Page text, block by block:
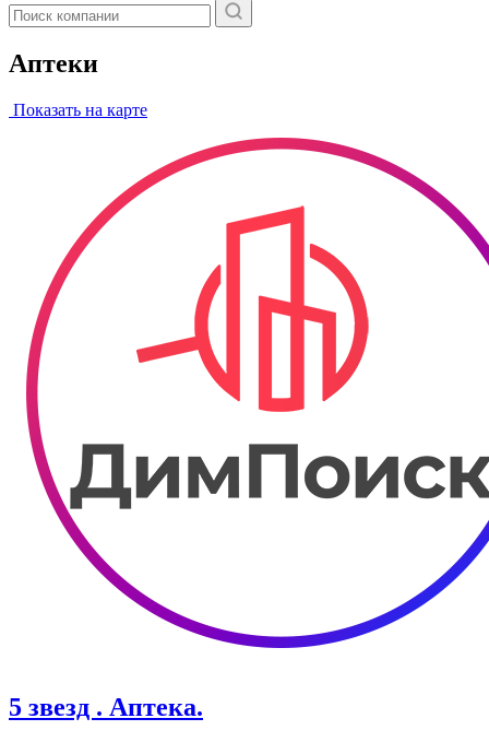
Аптеки
Показать на карте
5 звезд . Аптека.